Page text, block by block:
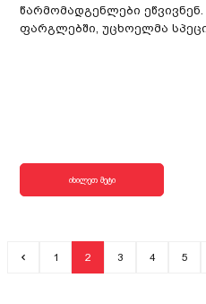
წარმომადგენლები
ფარგლებში, უცხოელმა
იხილეთ მეტი
1 2 3 4 5